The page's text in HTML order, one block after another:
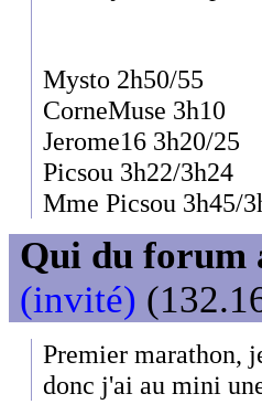
Mysto 2h50/55
CorneMuse 3h10
Jerome16 3h20/25
Picsou 3h22/3h24
Mme Picsou 3h45/
Qui du forum
(invité)
Premier marathon,
donc j'ai au mini